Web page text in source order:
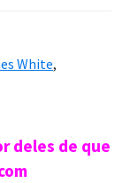
White,
deles de que